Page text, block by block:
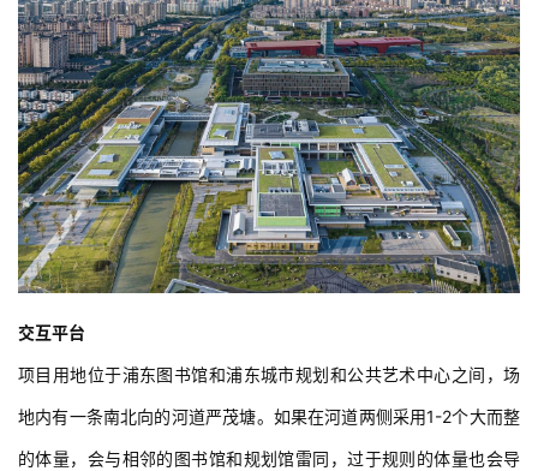
交互平台
项目用地位于浦东图书馆和浦东城市规划和公共艺术中心之间，场
地内有一条南北向的河道严茂塘。如果在河道两侧采用1-2个大而整
的体量，会与相邻的图书馆和规划馆雷同，过于规则的体量也会导